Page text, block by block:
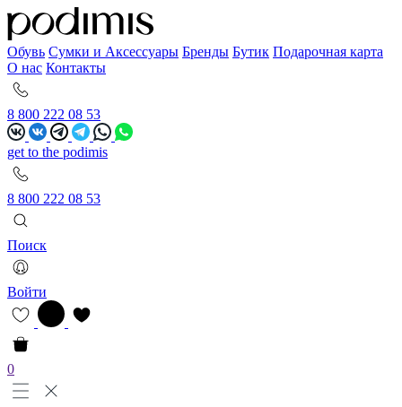
Обувь Сумки и Аксессуары Бренды Бутик Подарочная карта
О нас Контакты
8 800 222 08 53
get to the podimis
8 800 222 08 53
Поиск
Войти
0